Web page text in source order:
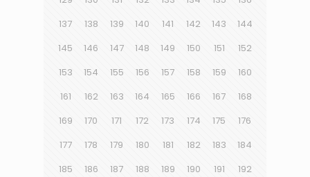
137
138 139 140 141 142 143
144
145
146 147 148 149 150 151
152
153
154 155 156 157 158 159
160
161
162 163 164 165 166 167
168
169
170 171 172 173 174 175
176
177
178 179 180 181 182 183
184
185
186 187 188 189 190 191
192